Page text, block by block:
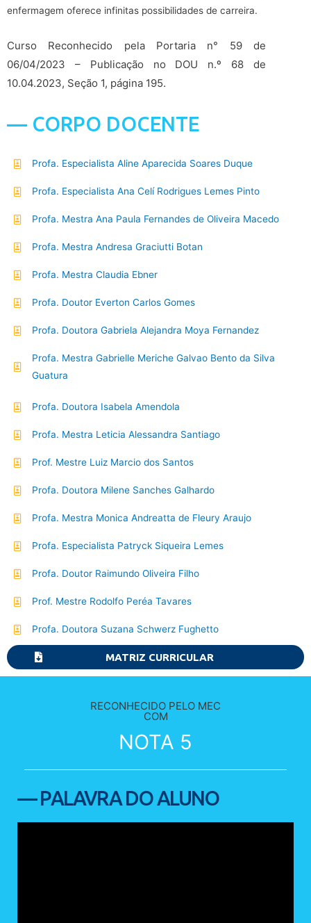
enfermagem oferece infinitas possibilidades de carreira.
Curso Reconhecido pela Portaria n° 59 de
06/04/2023 – Publicação no DOU n.º 68 de
10.04.2023, Seção 1, página 195.
— CORPO DOCENTE
Profa. Especialista Aline Aparecida Soares Duque
Profa. Especialista Ana Celí Rodrigues Lemes Pinto
Profa. Mestra Ana Paula Fernandes de Oliveira Macedo
Profa. Mestra Andresa Graciutti Botan
Profa. Mestra Claudia Ebner
Profa. Doutor Everton Carlos Gomes
Profa. Doutora Gabriela Alejandra Moya Fernandez
Profa. Mestra Gabrielle Meriche Galvao Bento da Silva
Guatura
Profa. Doutora Isabela Amendola
Profa. Mestra Leticia Alessandra Santiago
Prof. Mestre Luiz Marcio dos Santos
Profa. Doutora Milene Sanches Galhardo
Profa. Mestra Monica Andreatta de Fleury Araujo
Profa. Especialista Patryck Siqueira Lemes
Profa. Doutor Raimundo Oliveira Filho
Prof. Mestre Rodolfo Peréa Tavares
Profa. Doutora Suzana Schwerz Fughetto
MATRIZ CURRICULAR
RECONHECIDO PELO MEC
COM
NOTA 5
— PALAVRA DO ALUNO